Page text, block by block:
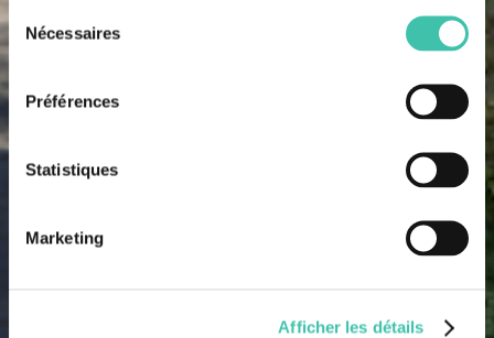
Sélection
du
consentement
Nécessaires
Préférences
Statistiques
Marketing
Afficher les détails